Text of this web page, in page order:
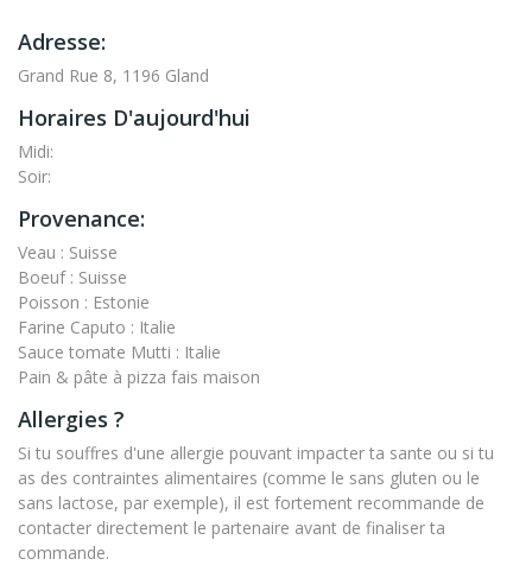
Adresse:
Grand Rue 8, 1196 Gland
Horaires D'aujourd'hui
Midi:
Soir:
Provenance:
Veau : Suisse
Boeuf : Suisse
Poisson : Estonie
Farine Caputo : Italie
Sauce tomate Mutti : Italie
Pain & pâte à pizza fais maison
Allergies ?
Si tu souffres d'une allergie pouvant impacter ta sante ou si tu
as des contraintes alimentaires (comme le sans gluten ou le
sans lactose, par exemple), il est fortement recommande de
contacter directement le partenaire avant de finaliser ta
commande.